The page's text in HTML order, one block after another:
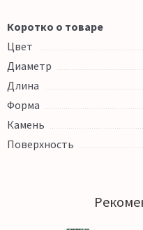
Коротко о товаре
Цвет
Диаметр
Длина
Форма
Камень
Поверхность